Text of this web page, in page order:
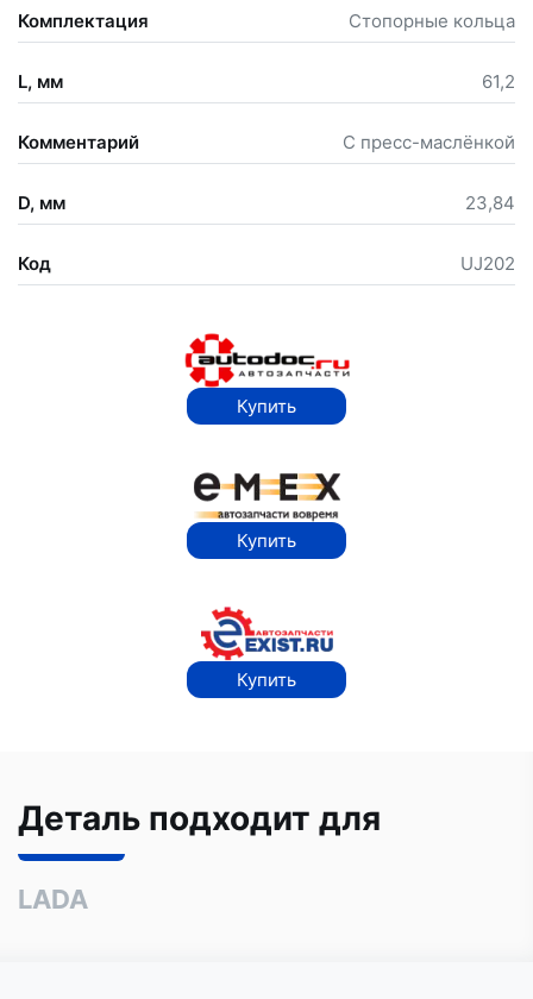
Комплектация Cтопорные кольца
L, мм 61,2
Комментарий С пресс-маслёнкой
D, мм 23,84
Код UJ202
Купить
Купить
Купить
Деталь подходит для
LADA